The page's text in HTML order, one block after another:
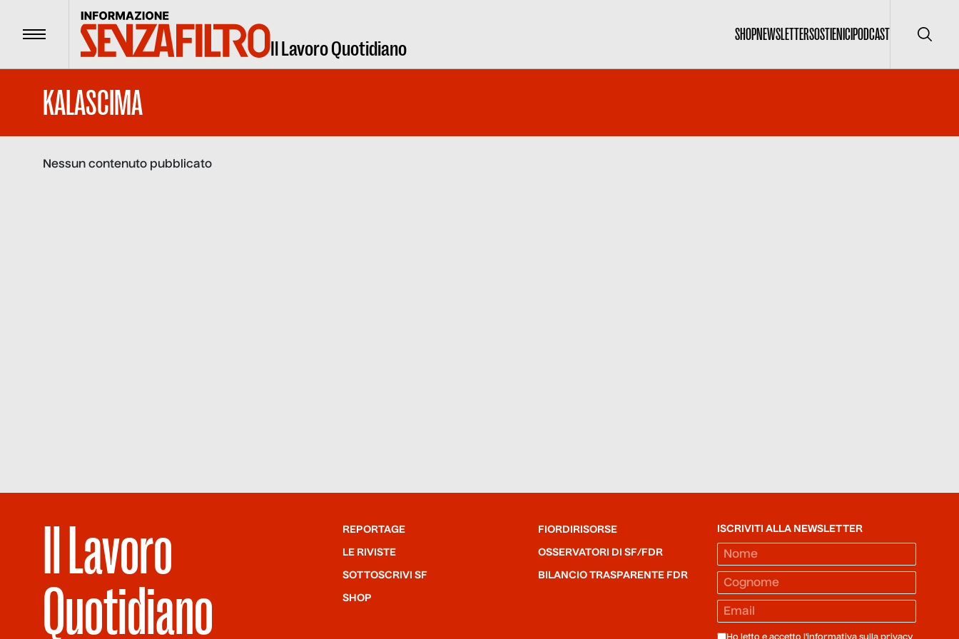
Menu Il Lavoro Quotidiano
SHOPNEWSLETTERSOSTIENICIPODCAST Cerca
KALASCIMA
Nessun contenuto pubblicato
Il Lavoro
Quotidiano
REPORTAGE
LE RIVISTE
SOTTOSCRIVI SF
SHOP
FIORDIRISORSE
OSSERVATORI DI SF/FDR
BILANCIO TRASPARENTE FDR
ISCRIVITI ALLA NEWSLETTER